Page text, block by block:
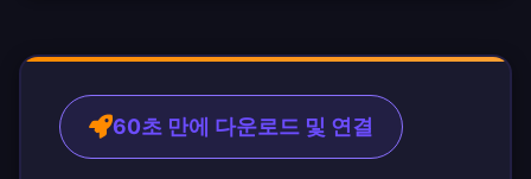
60초 만에 다운로드 및 연결